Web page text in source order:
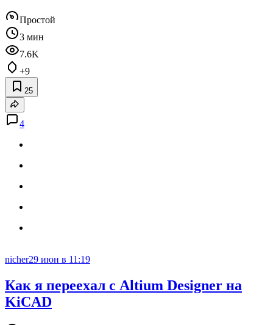
Простой
3 мин
7.6K
+9
25
4
nicher29 июн в 11:19
Как я переехал с Altium Designer на
KiCAD